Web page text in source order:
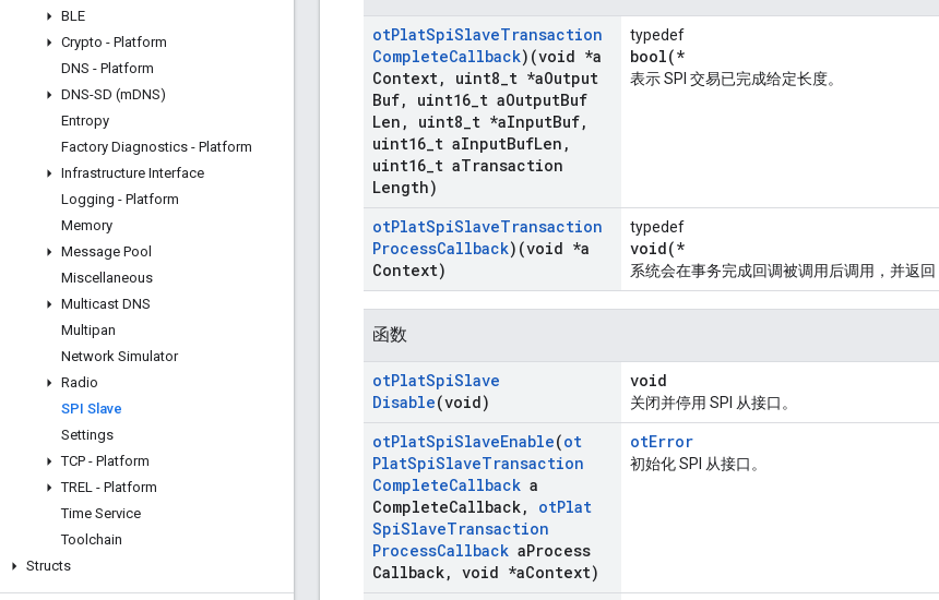
BLE
Crypto - Platform
DNS - Platform
DNS-SD (mDNS)
Entropy
Factory Diagnostics - Platform
Infrastructure Interface
Logging - Platform
Memory
Message Pool
Miscellaneous
Multicast DNS
Multipan
Network Simulator
Radio
SPI Slave
Settings
TCP - Platform
TREL - Platform
Time Service
Toolchain
Structs
otPlatSpiSlaveTransaction
CompleteCallback)(void *a
Context, uint8 t *aOutput
Buf, uint16 t aOutputBuf
Len , uint8 t *aInputBuf,
uint16 t aInputBufLen ,
uint16 t aTransaction
Length)
typedef
bool(*
表示 SPI 交易已完成给定长度。
otPlatSpiSlaveTransaction
ProcessCallback)(void *a
Context)
typedef
void(*
系统会在事务完成回调被调用后调用，并返回
函数
otPlatSpiSlave
Disable(void)
void
关闭并停用 SPI 从接口。
otPlatSpiSlaveEnable(ot
PlatSpiSlaveTransaction
CompleteCallback a
CompleteCallback, otPlat
SpiSlaveTransaction
ProcessCallback aProcess
Callback, void *aContext)
otError
初始化 SPI 从接口。